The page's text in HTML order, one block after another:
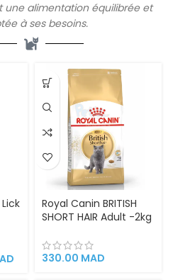
une alimentationéquilibrée et
à ses besoins.
Royal Canin BRITISH
SHORT HAIR Adult -2kg
330.00 MAD